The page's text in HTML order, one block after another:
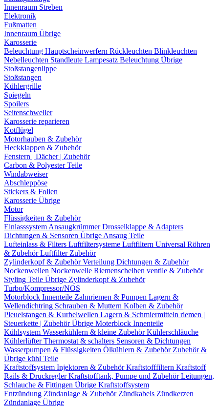
Innenraum Streben
Elektronik
Fußmatten
Innenraum Übrige
Karosserie
Beleuchtung Hauptscheinwerfern Rückleuchten Blinkleuchten
Nebelleuchten Standleute Lampesatz Beleuchtung Übrige
Stoßstangenlippe
Stoßstangen
Kühlergrille
Spiegeln
Spoilers
Seitenschweller
Karosserie reparieren
Kotflügel
Motorhauben & Zubehör
Heckklappen & Zubehör
Fenstern | Dächer | Zubehör
Carbon & Polyester Teile
Windabweiser
Abschleppöse
Stickers & Folien
Karosserie Übrige
Motor
Flüssigkeiten & Zubehör
Einlasssystem AnsaugkrümmerDrosselklappe & Adapters
Dichtungen & Sensoren Übrige Ansaug Teile
Lufteinlass & Filters Luftfiltersysteme Luftfiltern Universal Röhren
& ZubehörLuftfilter Zubehör
Zylinderkopf & ZubehörVerteilung Dichtungen & Zubehör
Nockenwellen Nockenwelle Riemenscheiben ventile & Zubehör
Styling Teile Übrige Zylinderkopf & Zubehör
Turbo/Kompressor/NOS
Motorblock Innenteile Zahnriemen & Pumpen Lagern &
Wellendichtring Schrauben & Muttern Kolben & Zubehör
Pleuelstangen & Kurbelwellen Lagern & Schmiermitteln riemen |
Steuerkette | ZubehörÜbrige Moterblock Innenteile
Kühlsystem Wasserkühlern & kleine ZubehörKühlerschläuche
KühlerlüfterThermostat & schalters Sensoren & Dichtungen
Wasserpumpen & Flüssigkeiten Ölkühlern & Zubehör Zubehör &
Übrige kühl Teile
Kraftstoffsystem Injektoren & ZubehörKraftstofffiltern Kraftstoff
Rails & DruckreglerKraftstofftank, Pumpe und ZubehörLeitungen,
Schlauche & Fittingen Übrige Kraftstoffsystem
Entzündung Zündanlage & Zubehör Zündkabels Zündkerzen
Zündanlage Übrige